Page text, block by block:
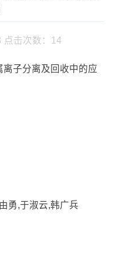
点击次数： 14
子分离及回收中的应
勇,于淑云,韩广兵